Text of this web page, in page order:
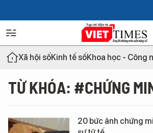
Xã hội sốKinh tế sốKhoa học - Công
TỪ KHÓA: #CHỨNG
20 bức ảnh chứng